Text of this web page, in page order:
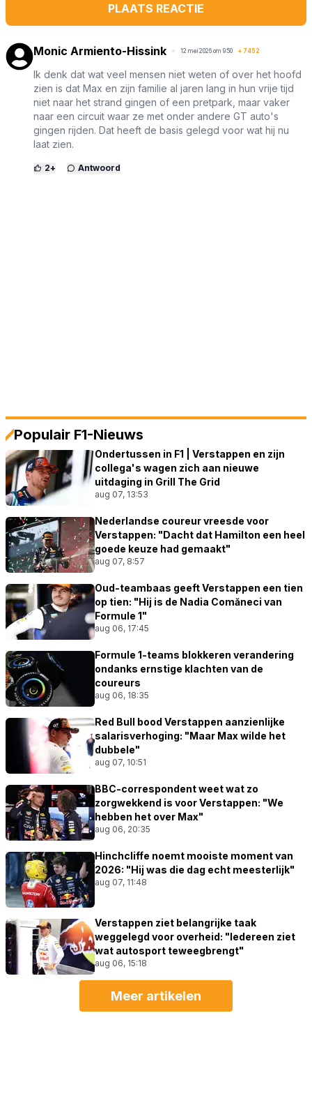
PLAATS REACTIE
Monic Armiento-Hissink 12 mei 2026 om 9:50 + 7452
Ik denk dat wat veel mensen niet weten of over het hoofd
zien is dat Max en zijn familie al jaren lang in hun vrije tijd
niet naar het strand gingen of een pretpark, maar vaker
naar een circuit waar ze met onder andere GT auto's
gingen rijden. Dat heeft de basis gelegd voor wat hij nu
laat zien.
2+ Antwoord
Populair F1-Nieuws
Ondertussen in F1 | Verstappen en zijn
collega's wagen zich aan nieuwe
uitdaging in Grill The Grid
aug 07, 13:53
Nederlandse coureur vreesde voor
Verstappen: "Dacht dat Hamilton een heel
goede keuze had gemaakt"
aug 07, 8:57
Oud-teambaas geeft Verstappen een tien
op tien: "Hij is de Nadia Comăneci van
Formule 1"
aug 06, 17:45
Formule 1-teams blokkeren verandering
ondanks ernstige klachten van de
coureurs
aug 06, 18:35
Red Bull bood Verstappen aanzienlijke
salarisverhoging: "Maar Max wilde het
dubbele"
aug 07, 10:51
BBC-correspondent weet wat zo
zorgwekkend is voor Verstappen: "We
hebben het over Max"
aug 06, 20:35
Hinchcliffe noemt mooiste moment van
2026: "Hij was die dag echt meesterlijk"
aug 07, 11:48
Verstappen ziet belangrijke taak
weggelegd voor overheid: "Iedereen ziet
wat autosport teweegbrengt"
aug 06, 15:18
Meer artikelen